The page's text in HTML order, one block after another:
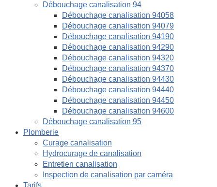
Débouchage canalisation 94
Débouchage canalisation 94058
Débouchage canalisation 94079
Débouchage canalisation 94190
Débouchage canalisation 94290
Débouchage canalisation 94320
Débouchage canalisation 94370
Débouchage canalisation 94430
Débouchage canalisation 94440
Débouchage canalisation 94450
Débouchage canalisation 94600
Débouchage canalisation 95
Plomberie
Curage canalisation
Hydrocurage de canalisation
Entretien canalisation
Inspection de canalisation par caméra
Tarifs